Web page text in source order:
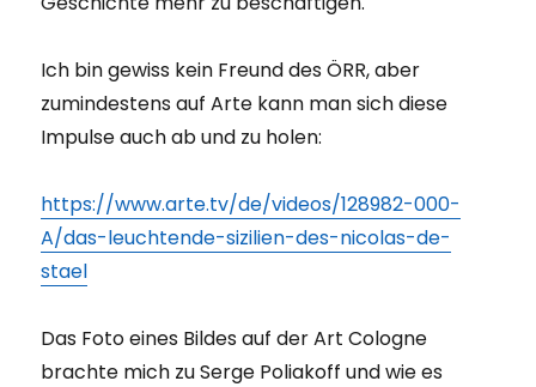
Ich bin gewiss kein Freund des ÖRR, aber
zumindestens auf Arte kann man sich diese
Impulse auch ab und zu holen:
https://www.arte.tv/de/videos/128982-000-
A/das-leuchtende-sizilien-des-nicolas-de-
stael
Das Foto eines Bildes auf der Art Cologne
brachte mich zu Serge Poliakoff und wie es